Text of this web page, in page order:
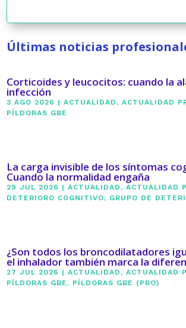
Últimas noticias
Corticoides y leucocitos: cuando la
infección
3 AGO 2026 |ACTUALIDAD ,ACTUALIDAD
PÍLDORAS GBE
La carga invisible de los síntomas
Cuando la normalidad engaña
29 JUL 2026 |ACTUALIDAD ,ACTUALIDAD
DETERIORO COGNITIVO, GRUPO DE
¿Son todos los broncodilatadores
el inhalador también marca la
27 JUL 2026 |ACTUALIDAD ,ACTUALIDAD
PÍLDORAS GBE , PÍLDORAS GBE (PRO)